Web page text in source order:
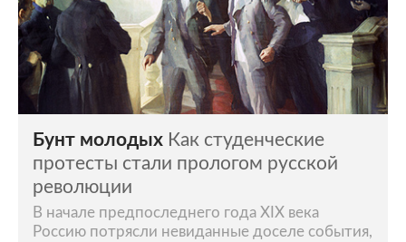
Бунт молодых Как студенческие
протесты стали прологом русской
революции
В начале предпоследнего года XIX века
Россию потрясли невиданные доселе события,